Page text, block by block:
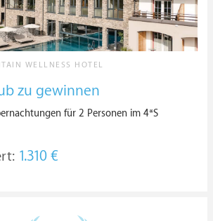
WELLNESS HOTEL
zu gewinnen
für 2 Personen im 4*S
1.310 €